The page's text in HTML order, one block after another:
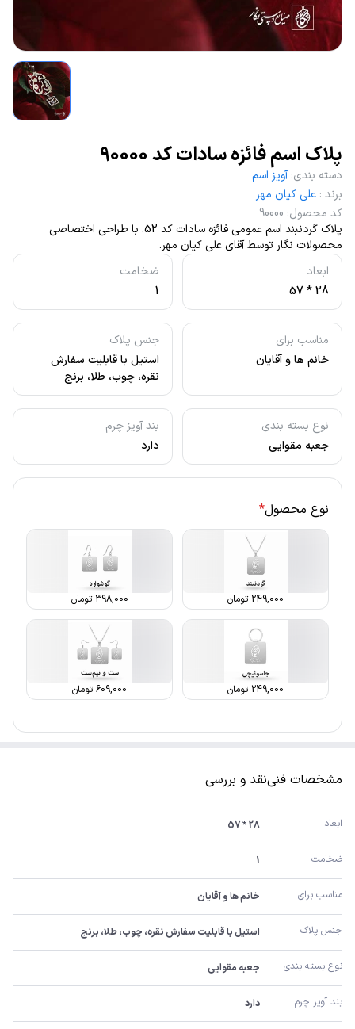
پلاک اسم فائزه سادات کد 90000
ابعاد
28 * 57
ضخامت
1
مناسب برای
خانم ها و آقایان
جنس پلاک
استیل با قابلیت سفارش
نقره، چوب، طلا، برنج
نوع بسته بندی
جعبه مقوایی
بند آویز چرم
دارد
دسته بندی: آویز اسم
برند : علی کیان مهر
کد محصول:
90000
پلاک گردنبند اسم عمومی فائزه سادات کد 52. با طراحی اختصاصی
محصولات نگار توسط آقای علی کیان مهر.
نوع محصول*
249,000 تومان 398,000 تومان
249,000 تومان 609,000تومان
مشخصات فنینقد و بررسی
ابعاد 28 * 57
ضخامت 1
مناسب برای خانم ها و آقایان
جنس پلاک استیل با قابلیت سفارش نقره، چوب، طلا، برنج
نوع بسته بندی جعبه مقوایی
بند آویز چرم دارد